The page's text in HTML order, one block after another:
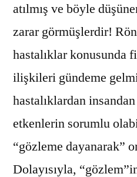
atılmış ve böyle
zarar görmüşlerdir!
hastalıklar konusunda
ilişkileri gündeme
hastalıklardan
etkenlerin sorumlu
“gözleme dayanarak”
Dolayısıyla,